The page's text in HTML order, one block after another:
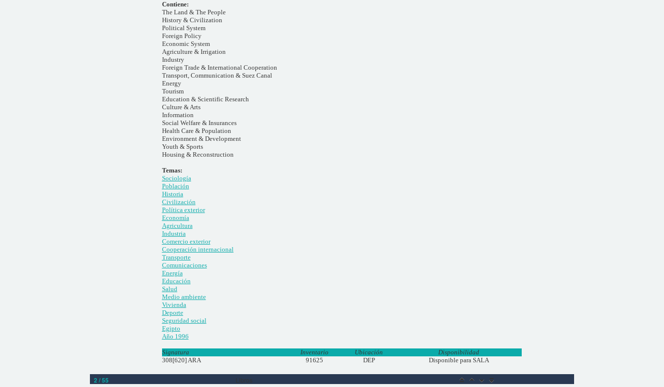
Contiene:
The Land & The People
History & Civilization
Political System
Foreign Policy
Economic System
Agriculture & Irrigation
Industry
Foreign Trade & International Cooperation
Transport, Communication & Suez Canal
Energy
Tourism
Education & Scientific Research
Culture & Arts
Information
Social Welfare & Insurances
Health Care & Population
Environment & Development
Youth & Sports
Housing & Reconstruction
Temas:
Sociología
Población
Historia
Civilización
Política exterior
Economía
Agricultura
Industria
Comercio exterior
Cooperación internacional
Transporte
Comunicaciones
Energía
Educación
Salud
Medio ambiente
Vivienda
Deporte
Seguridad social
Egipto
Año 1996
Signatura Inventario Ubicación
Disponibilidad
308[620] ARA
91625 DEP Disponible para SALA
2 / 55 Libros